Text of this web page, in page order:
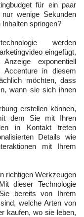
für ein paar
wenige Sekunden
springen?
werden
eingefügt,
exponentiell
Accenture in diesem
möchten, dass
wann sie sich ihnen
erstellen können,
dem Sie mit Ihren
in Kontakt treten
Details wie
mit Ihrem
richtigen Werkzeugen
dieser Technologie
bereits von Ihrem
welche Arten von
kaufen, wo sie leben,